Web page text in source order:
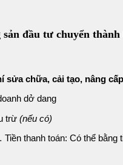
đầu tư chuyển
sửa chữa, cải tạo, nâng
dở dang
trừ (nếu có)
thanh toán: Có thể